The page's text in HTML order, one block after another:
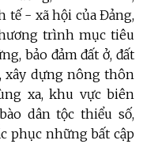
- xã hội của Đảng,
trình mục tiêu
bảo đảm đất ở, đất
xây dựng nông thôn
xa, khu vực biên
dân tộc thiểu số,
phục những bất cập